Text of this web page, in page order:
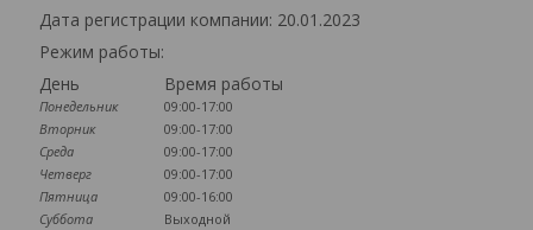
Дата регистрации компании: 20.01.2023
Режим работы:
День
Время работы
Понедельник
09:00-17:00
Вторник
09:00-17:00
Среда
09:00-17:00
Четверг
09:00-17:00
Пятница
09:00-16:00
Суббота
Выходной